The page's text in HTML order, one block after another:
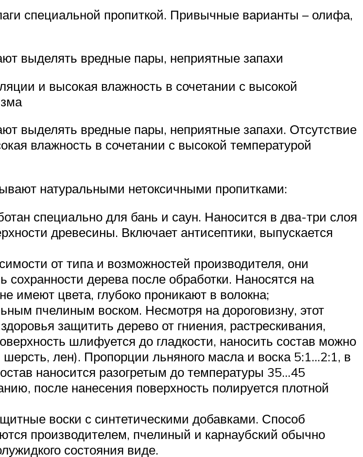
специальной пропиткой. Привычные варианты – олифа,
выделять вредные пары, неприятные запахи
и высокая влажность в сочетании с высокой
выделять вредные пары, неприятные запахи. Отсутствие
влажность в сочетании с высокой температурой
натуральными нетоксичными пропитками:
специально для бань и саун. Наносится в два-три слоя
древесины. Включает антисептики, выпускается
от типа и возможностей производителя, они
дерева после обработки. Наносятся на
имеют цвета, глубоко проникают в волокна;
пчелиным воском. Несмотря на дороговизну, этот
защитить дерево от гниения, растрескивания,
шлифуется до гладкости, наносить состав можно
лен). Пропорции льняного масла и воска 5:1…2:1, в
наносится разогретым до температуры 35…45
после нанесения поверхность полируется плотной
воски с синтетическими добавками. Способ
производителем, пчелиный и карнаубский обычно
состояния виде.